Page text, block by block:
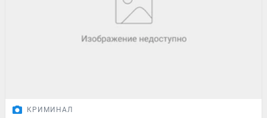
КРИМИНАЛ